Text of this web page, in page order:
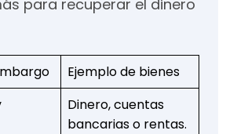
para recuperar el dinero
Ejemplo de bienes
Dinero, cuentas
bancarias o rentas.